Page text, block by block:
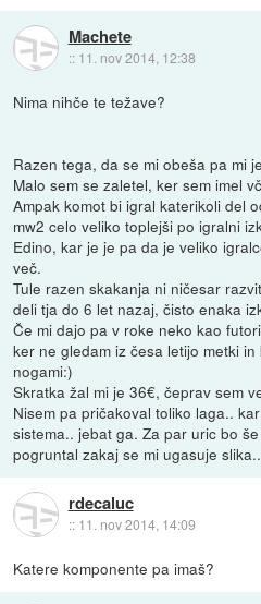
Machete
:: 11. nov 2014, 12:38
Nima nihče te težave?
Razen tega, da se mi obeša pa mi
Malo sem se zaletel, ker sem imel
Ampak komot bi igral katerikoli del
mw2 celo veliko toplejši po igralni
Edino, kar je je pa da je veliko
več.
Tule razen skakanja ni ničesar
deli tja do 6 let nazaj, čisto enaka
Če mi dajo pa v roke neko kao
ker ne gledam iz česa letijo metki
nogami:)
Skratka žal mi je 36€, čeprav sem
Nisem pa pričakoval toliko laga..
sistema.. jebat ga. Za par uric bo
pogruntal zakaj se mi ugasuje
rdecaluc
:: 11. nov 2014, 14:09
Katere komponente pa imaš?